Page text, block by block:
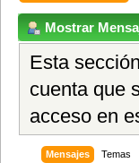
Mostrar
Esta
cuenta que
acceso en
Mensajes Temas